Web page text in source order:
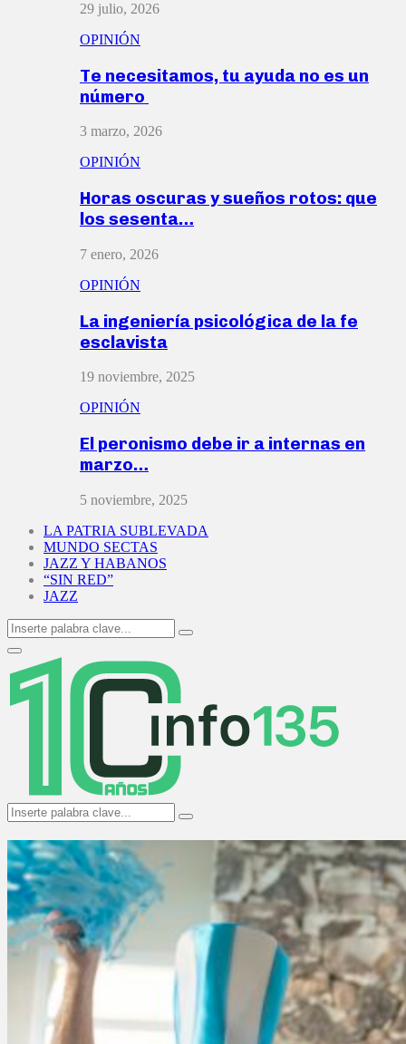
29 julio, 2026
OPINIÓN
Te necesitamos, tu ayuda no es un
número
3 marzo, 2026
OPINIÓN
Horas oscuras y sueños rotos: que
los sesenta…
7 enero, 2026
OPINIÓN
La ingeniería psicológica de la fe
esclavista
19 noviembre, 2025
OPINIÓN
El peronismo debe ir a internas en
marzo…
5 noviembre, 2025
LA PATRIA SUBLEVADA
MUNDO SECTAS
JAZZ Y HABANOS
“SIN RED”
JAZZ
Search
for:
Search
Primary
Menu
Search
for:
Search